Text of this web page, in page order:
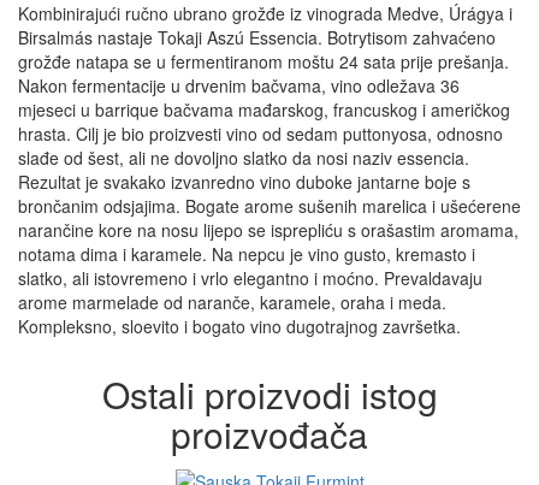
Kombinirajući ručno ubrano grožđe iz vinograda Medve, Úrágya i
Birsalmás nastaje Tokaji Aszú Essencia. Botrytisom zahvaćeno
grožđe natapa se u fermentiranom moštu 24 sata prije prešanja.
Nakon fermentacije u drvenim bačvama, vino odležava 36
mjeseci u barrique bačvama mađarskog, francuskog i američkog
hrasta. Cilj je bio proizvesti vino od sedam puttonyosa, odnosno
slađe od šest, ali ne dovoljno slatko da nosi naziv essencia.
Rezultat je svakako izvanredno vino duboke jantarne boje s
brončanim odsjajima. Bogate arome sušenih marelica i ušećerene
narančine kore na nosu lijepo se isprepliću s orašastim aromama,
notama dima i karamele. Na nepcu je vino gusto, kremasto i
slatko, ali istovremeno i vrlo elegantno i moćno. Prevaldavaju
arome marmelade od naranče, karamele, oraha i meda.
Kompleksno, sloevito i bogato vino dugotrajnog završetka.
Ostali proizvodi istog
proizvođača